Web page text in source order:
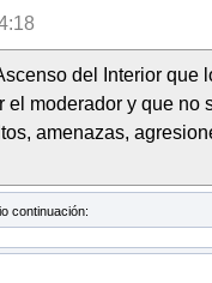
del Interior que
moderador y que no
amenazas,
continuación: